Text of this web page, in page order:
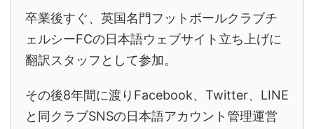
卒業後すぐ、英国名門フットボールクラブチ
ェルシーFCの日本語ウェブサイト立ち上げに
翻訳スタッフとして参加。
その後8年間に渡りFacebook、Twitter、LINE
と同クラブSNSの日本語アカウント管理運営